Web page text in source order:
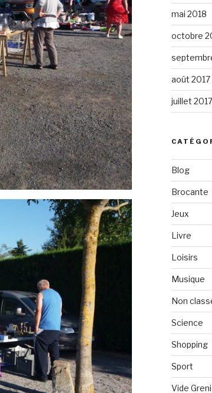
mai 2018
octobre
août 2017
juillet 2017
Blog
Brocante
Jeux
Livre
Loisirs
Musique
Non
Science
Shopping
Sport
Vide